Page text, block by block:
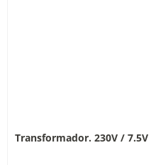
Transformador. 230V / 7.5V